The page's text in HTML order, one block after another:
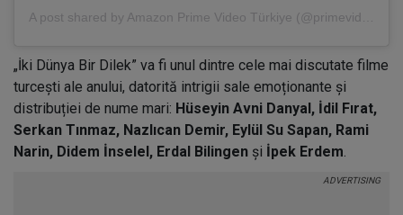
„İki Dünya Bir Dilek” va fi unul dintre cele mai discutate filme
turcești ale anului, datorită intrigii sale emoționante și
distribuției de nume mari: Hüseyin Avni Danyal, İdil Fırat,
Serkan Tınmaz, Nazlıcan Demir, Eylül Su Sapan, Rami
Narin, Didem İnselel, Erdal Bilingen și İpek Erdem.